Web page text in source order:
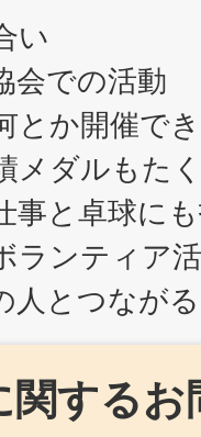
い
会での活動
とか開催で
メダルもた
事と卓球に
ランティア
人とつなが
関するお